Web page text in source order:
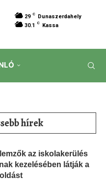
29 C
Dunaszerdahely
30.1 C Kassa
hírek
az iskolakerülés
kezelésében látják a